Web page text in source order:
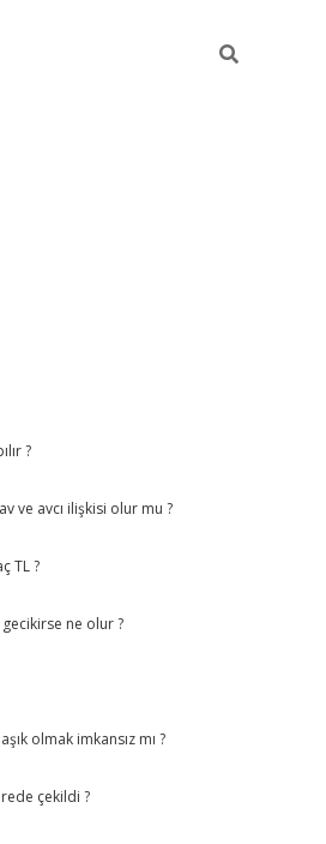
?
ve avcı ilişkisi olur mu ?
TL ?
ne olur ?
olmak imkansız mı ?
çekildi ?